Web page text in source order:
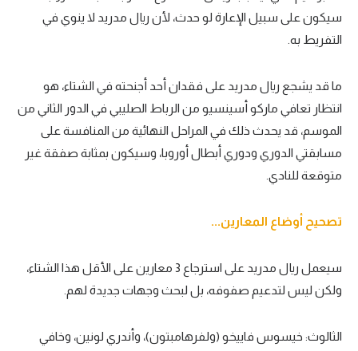
سيكون على سبيل الإعارة لو حدث، لأن ريال مدريد لا ينوي في
التفريط به.
ما قد يشجع ريال مدريد على فقدان أحد أجنحته في الشتاء، هو
انتظار تعافي ماركو أسينسيو من الرباط الصليبي في الدور الثاني من
الموسم، قد يحدث ذلك في المراحل النهائية من المنافسة على
مسابقتي الدوري ودوري أبطال أوروبا، وسيكون بمثابة صفقة غير
متوقعة للنادي.
تصحيح أوضاع المعارين...
سيعمل ريال مدريد على استرجاع 3 معارين على الأقل هذا الشتاء،
ولكن ليس لتدعيم صفوفه، بل لبحث وجهات جديدة لهم.
الثالوث: خيسوس فاييخو (ولفرهامبتون)، وأندري لونين، وخافي